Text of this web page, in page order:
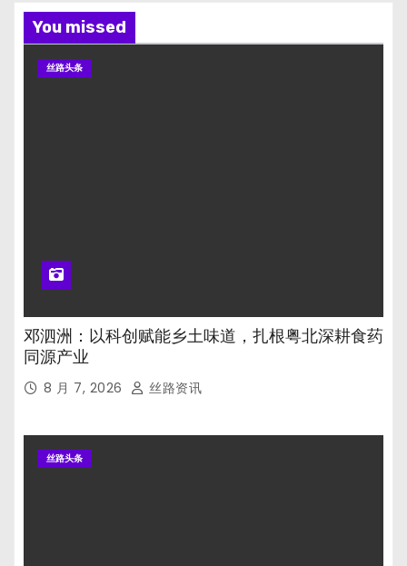
You missed
丝路头条
邓泗洲：以科创赋能乡土味道，扎根粤北深耕食药
同源产业
8 月 7, 2026 丝路资讯
丝路头条